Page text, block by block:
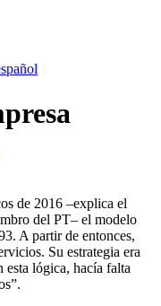
de 2016 –explica el
del PT– el modelo
A partir de entonces,
Su estrategia era
esta lógica, hacía falta